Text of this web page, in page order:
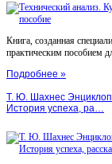
Книга, созданная
практическим пособием
Подробнее »
Т. Ю. Шахнес
История успеха, ра…